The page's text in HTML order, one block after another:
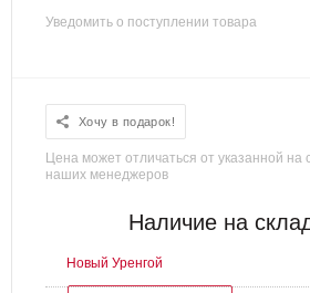
Уведомить о поступлении товара
Хочу в подарок!
Цена может отличаться от указанной на
наших менеджеров
Наличие на
Новый Уренгой